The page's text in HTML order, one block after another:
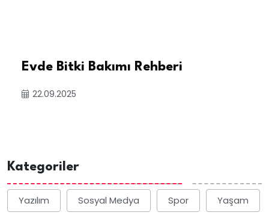
Evde Bitki Bakımı Rehberi
22.09.2025
Kategoriler
Yazılım Sosyal Medya Spor Yaşam